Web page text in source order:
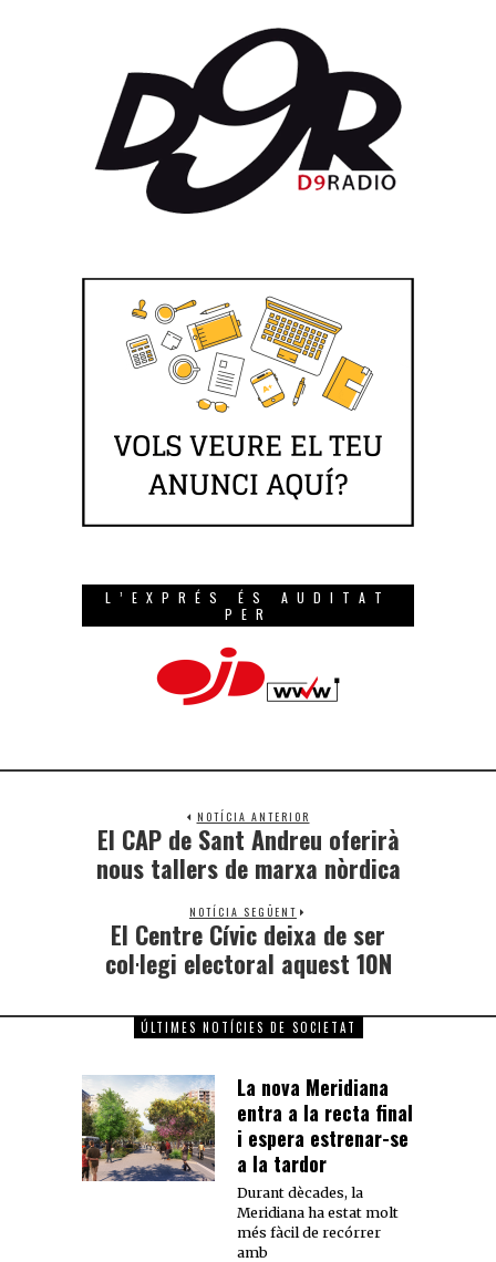
L’EXPRÉS ÉS AUDITAT
PER
NOTÍCIA ANTERIOR
El CAP de Sant Andreu oferirà
nous tallers de marxa nòrdica
NOTÍCIA SEGÜENT
El Centre Cívic deixa de ser
col·legi electoral aquest 10N
ÚLTIMES NOTÍCIES DE SOCIETAT
La nova Meridiana
entra a la recta final
i espera estrenar-se
a la tardor
Durant dècades, la
Meridiana ha estat molt
més fàcil de recórrer
amb